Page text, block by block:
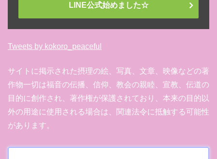
LINE公式始めました☆
Tweets by kokoro_peaceful
サイトに掲示された摂理の絵、写真、文章、映像などの著
作物一切は福音の伝播、信仰、教会の親睦、宣教、伝道の
目的に創作され、著作権が保護されており、本来の目的以
外の用途に使用される場合は、関連法令に抵触する可能性
があります。